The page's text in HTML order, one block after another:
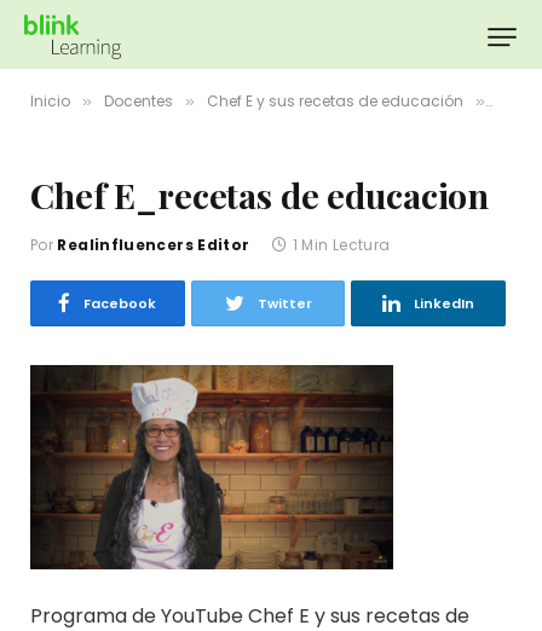
Inicio » Docentes » Chef E y sus recetas de educación »
Chef E_recetas de educacion
Por Realinfluencers Editor 1 Min Lectura
Facebook Twitter LinkedIn
Programa de YouTube Chef E y sus recetas de